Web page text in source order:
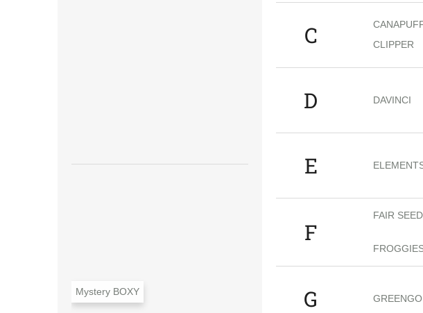
Mystery BOXY
C
CLIPPER
D DAVINCI
E
F
FAIR
G GREENGO